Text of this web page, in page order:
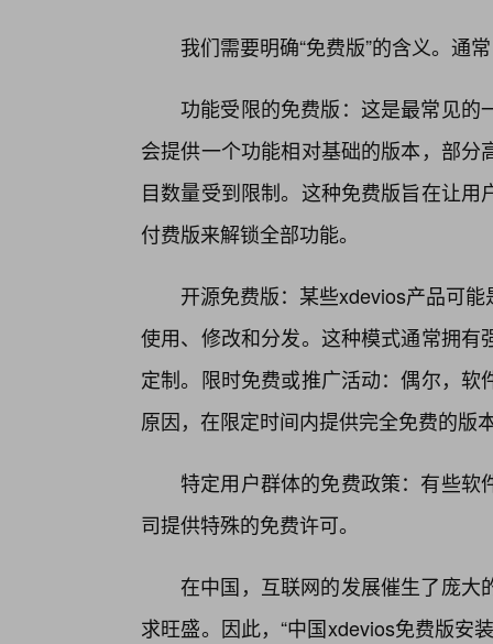
我们需要明确“免费版”的含义。通
功能受限的免费版：这是最常见
会提供一个功能相对基础的版本，部
目数量受到限制。这种免费版旨在让
付费版来解锁全部功能。
开源免费版：某些xdevios产品可
使用、修改和分发。这种模式通常拥
定制。限时免费或推广活动：偶尔，
原因，在限定时间内提供完全免费的版
特定用户群体的免费政策：有些软
司提供特殊的免费许可。
在中国，互联网的发展催生了庞大
求旺盛。因此，“中国xdevios免费版安